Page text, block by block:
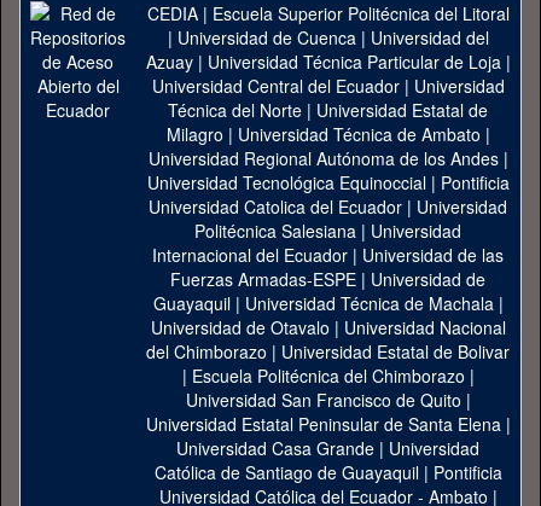
CEDIA| Escuela Superior Politécnica del Litoral
| Universidad de Cuenca| Universidad del
Azuay| Universidad Técnica Particular de Loja|
Universidad Central del Ecuador| Universidad
Técnica del Norte | Universidad Estatal de
Milagro | Universidad Técnica de Ambato |
Universidad Regional Autónoma de los Andes|
Universidad Tecnológica Equinoccial| Pontificia
Universidad Catolica del Ecuador | Universidad
Politécnica Salesiana | Universidad
Internacional del Ecuador | Universidad de las
Fuerzas Armadas-ESPE | Universidad de
Guayaquil| Universidad Técnica de Machala|
Universidad de Otavalo | Universidad Nacional
del Chimborazo | Universidad Estatal de Bolivar
| Escuela Politécnica del Chimborazo |
Universidad San Francisco de Quito |
Universidad Estatal Peninsular de Santa Elena|
Universidad Casa Grande | Universidad
Católica de Santiago de Guayaquil| Pontificia
Universidad Católica del Ecuador - Ambato |